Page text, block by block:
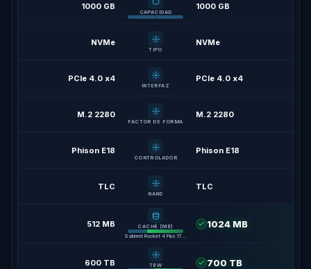
1000 GB
CAPACIDAD
1000 GB
NVMe
TIPO
NVMe
PCIe 4.0 x4
INTERFAZ
PCIe 4.0 x4
M.2 2280
FACTOR DE FORMA
M.2 2280
Phison E18
CONTROLADOR
Phison E18
TLC
NAND
TLC
512 MB
CACHÉ (MB)
Sabrent Rocket 4 Plus 1TB +100%
1024 MB
600 TB
TBW
700 TB